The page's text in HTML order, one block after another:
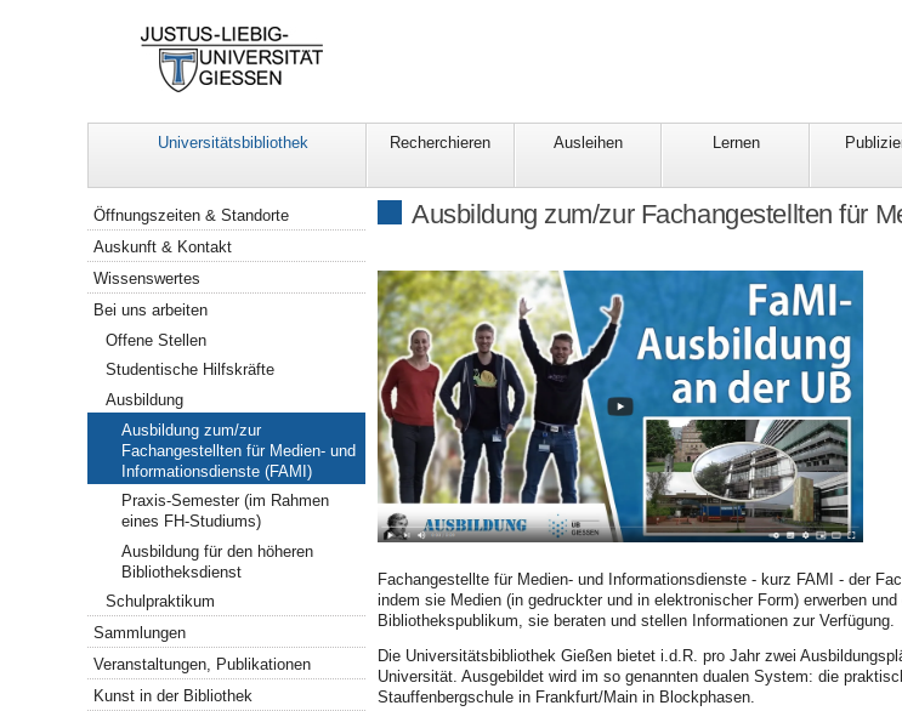
Universitätsbibliothek Recherchieren Ausleihen Lernen
Ausbildung zum/zur Fachangestellten für
Fachangestellte für Medien- und Informationsdienste - kurz FAMI - der
indem sie Medien (in gedruckter und in elektronischer Form) erwerben
Bibliothekspublikum, sie beraten und stellen Informationen zur Verfügung.
Die Universitätsbibliothek Gießen bietet i.d.R. pro Jahr zwei
Universität. Ausgebildet wird im so genannten dualen System: die
Stauffenbergschule in Frankfurt/Main in Blockphasen.
Navigation
Öffnungszeiten & Standorte
Auskunft & Kontakt
Wissenswertes
Bei uns arbeiten
Offene Stellen
Studentische Hilfskräfte
Ausbildung
Ausbildung zum/zur
Fachangestellten für Medien- und
Informationsdienste (FAMI)
Praxis-Semester (im Rahmen
eines FH-Studiums)
Ausbildung für den höheren
Bibliotheksdienst
Schulpraktikum
Sammlungen
Veranstaltungen, Publikationen
Kunst in der Bibliothek